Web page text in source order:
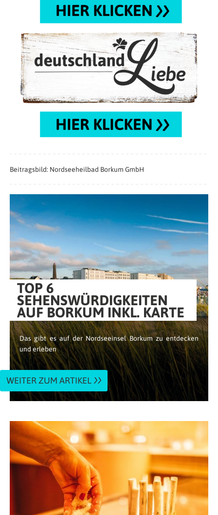
Beitragsbild: Nordseeheilbad Borkum GmbH
TOP 6
SEHENSWÜRDIGKEITEN
AUF BORKUM INKL. KARTE
Das gibt es auf der Nordseeinsel Borkum zu entdecken
und erleben
WEITER ZUM ARTIKEL